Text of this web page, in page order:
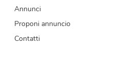
Annunci
Proponi annuncio
Contatti